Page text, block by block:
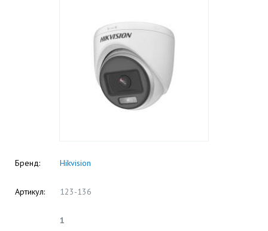
Бренд: Hikvision
Артикул: 123-136
1